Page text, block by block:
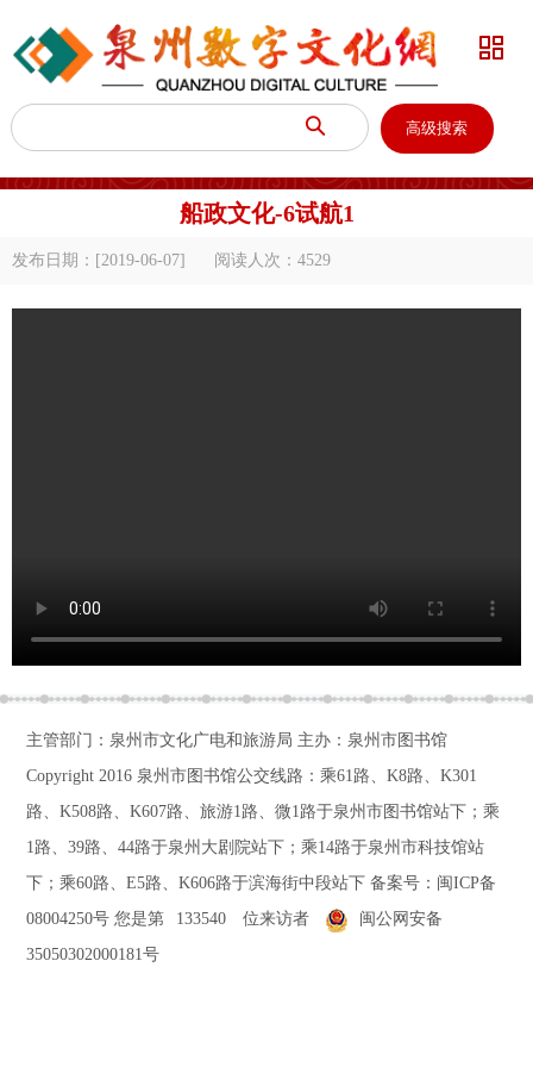
 高级搜索

船政文化-6试航1
发布日期：[2019-06-07] 阅读人次： 4529
主管部门：泉州市文化广电和旅游局 主办：泉州市图书馆
Copyright 2016 泉州市图书馆公交线路：乘61路、K8路、K301
路、K508路、K607路、旅游1路、微1路于泉州市图书馆站下；乘
1路、39路、44路于泉州大剧院站下；乘14路于泉州市科技馆站
下；乘60路、E5路、K606路于滨海街中段站下备案号： 闽ICP备
08004250号 您是第 133540 位来访者
闽公网安备
35050302000181号